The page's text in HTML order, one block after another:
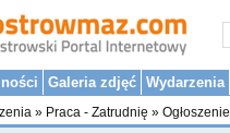
Galeria zdjęć Wydarzenia
» Praca - Zatrudnię » Ogłoszenie